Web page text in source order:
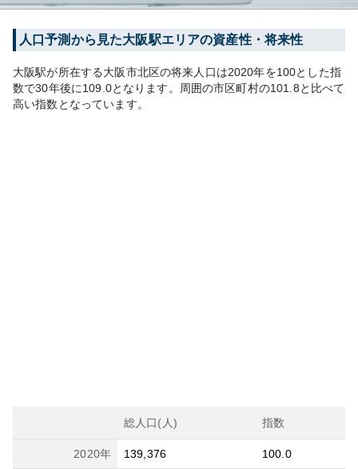
人口予測から見た大阪駅エリアの資産性・将来性
大阪駅が所在する大阪市北区の将来人口は2020年を100とした指
数で30年後に109.0となります。 周囲の市区町村の101.8と比べて
高い指数となっています。
総人口(人) 指数
2020年 139,376 100.0